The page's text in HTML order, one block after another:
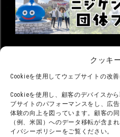
クッキ
Cookieを使用してウェブサイトの改
Cookieを使用し、顧客のデバイスか
ブサイトのパフォーマンスをし、広
体験の向上を図っています。顧客の
（例、米国）へのデータ移転が含ま
イバシーポリシーをご覧ください。
©臼井儀人／双葉社・シン
©臼井儀人／双葉社・シンエイ・
TM & ©
©諫山創・講談社／「進撃の巨人
©2026 Nijigennomori